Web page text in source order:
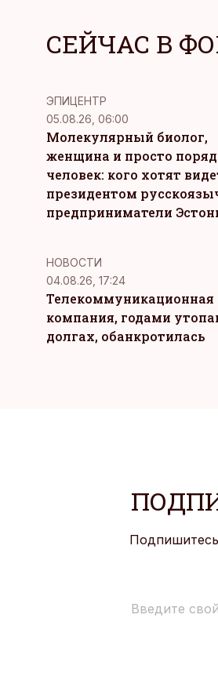
СЕЙЧАС В
ЭПИЦЕНТР
05.08.26, 06:00
Молекулярный биолог,
женщина и просто
человек: кого хотят
президентом
предприниматели
НОВОСТИ
04.08.26, 17:24
Телекоммуникационная
компания, годами
долгах, обанкротилась